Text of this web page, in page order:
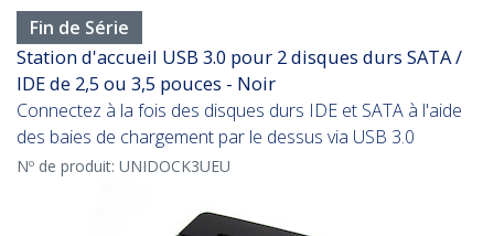
Fin de Série
Station d'accueil USB 3.0 pour 2 disques durs SATA /
IDE de 2,5 ou 3,5 pouces - Noir
Connectez à la fois des disques durs IDE et SATA à l'aide
des baies de chargement par le dessus via USB 3.0
Nº de produit: UNIDOCK3UEU